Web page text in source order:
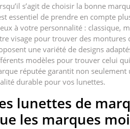
s’agit de choisir la bonne
essentiel de prendre en compte
à votre personnalité : classique,
visage pour trouver des
une variété de designs
modèles pour trouver celui
réputée garantit non
durable pour vos lunettes.
lunettes de
les marques